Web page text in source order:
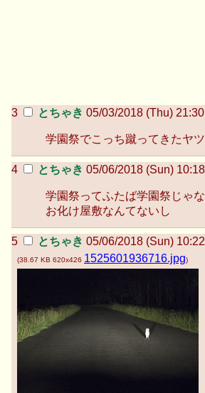
とちゃき 05/03/2018 (Thu)
学園祭でこっち蹴ってきたヤ
とちゃき 05/06/2018 (Sun)
学園祭ってふたば学園祭じゃ
お化け屋敷なんてないし
とちゃき 05/06/2018 (Sun)
(38.67 KB 620x426 1525601936716.jpg)